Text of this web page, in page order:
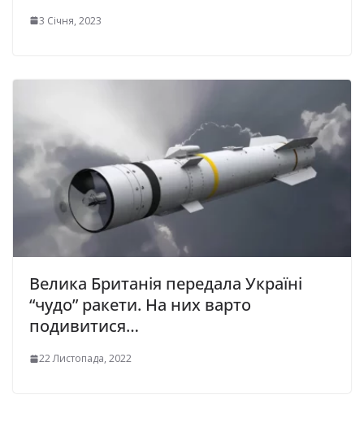
3 Січня, 2023
Велика Британія передала Україні
“чудо” ракети. На них варто
подивитися…
22 Листопада, 2022